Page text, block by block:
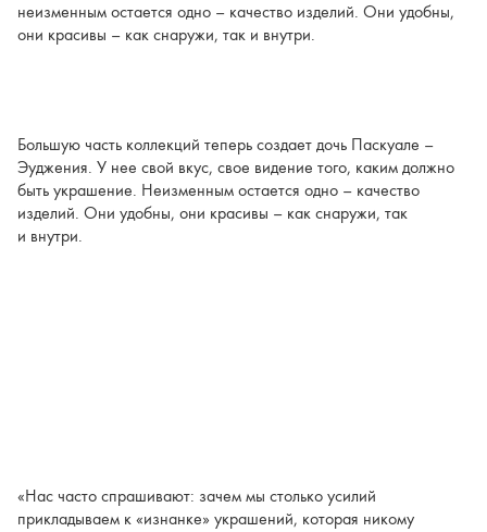
неизменным остается одно – качество изделий. Они удобны,
они красивы – как снаружи, так и внутри.
Большую часть коллекций теперь создает дочь Паскуале –
Эуджения. У нее свой вкус, свое видение того, каким должно
быть украшение. Неизменным остается одно – качество
изделий. Они удобны, они красивы – как снаружи, так
и внутри.
«Нас часто спрашивают: зачем мы столько усилий
прикладываем к «изнанке» украшений, которая никому